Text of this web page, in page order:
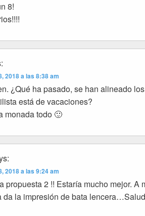
8!
2018 a las 8:38 am
¿Qué ha pasado, se han alineado los
está de vacaciones?
monada todo 🙂
2018 a las 9:24 am
propuesta 2 !! Estaría mucho mejor. A
da la impresión de bata